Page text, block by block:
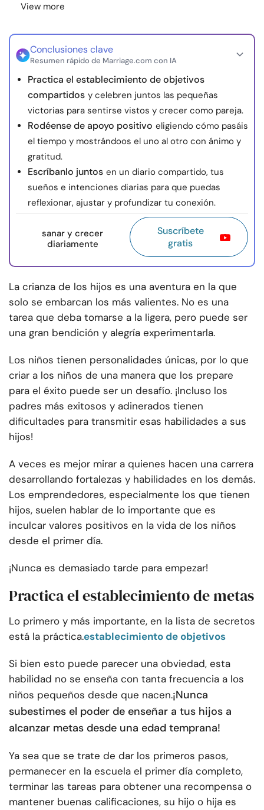
Sobre nosotros
© Copyright 2026. Todos los derechos reservados.
View more
Conclusiones clave
Resumen rápido de Marriage.com con IA
Practica el establecimiento de objetivos
compartidos y celebren juntos las pequeñas
victorias para sentirse vistos y crecer como pareja.
Rodéense de apoyo positivo eligiendo cómo pasáis
el tiempo y mostrándoos el uno al otro con ánimo y
gratitud.
Escríbanlo juntos en un diario compartido, tus
sueños e intenciones diarias para que puedas
reflexionar, ajustar y profundizar tu conexión.
sanar y crecer
diariamente
Suscríbete
gratis
La crianza de los hijos es una aventura en la que
solo se embarcan los más valientes. No es una
tarea que deba tomarse a la ligera, pero puede ser
una gran bendición y alegría experimentarla.
Los niños tienen personalidades únicas, por lo que
criar a los niños de una manera que los prepare
para el éxito puede ser un desafío. ¡Incluso los
padres más exitosos y adinerados tienen
dificultades para transmitir esas habilidades a sus
hijos!
A veces es mejor mirar a quienes hacen una carrera
desarrollando fortalezas y habilidades en los demás.
Los emprendedores, especialmente los que tienen
hijos, suelen hablar de lo importante que es
inculcar valores positivos en la vida de los niños
desde el primer día.
¡Nunca es demasiado tarde para empezar!
Practica el establecimiento de metas
Lo primero y más importante, en la lista de secretos
está la práctica.establecimiento de objetivos
Si bien esto puede parecer una obviedad, esta
habilidad no se enseña con tanta frecuencia a los
niños pequeños desde que nacen.¡Nunca
subestimes el poder de enseñar a tus hijos a
alcanzar metas desde una edad temprana!
Ya sea que se trate de dar los primeros pasos,
permanecer en la escuela el primer día completo,
terminar las tareas para obtener una recompensa o
mantener buenas calificaciones, su hijo o hija es